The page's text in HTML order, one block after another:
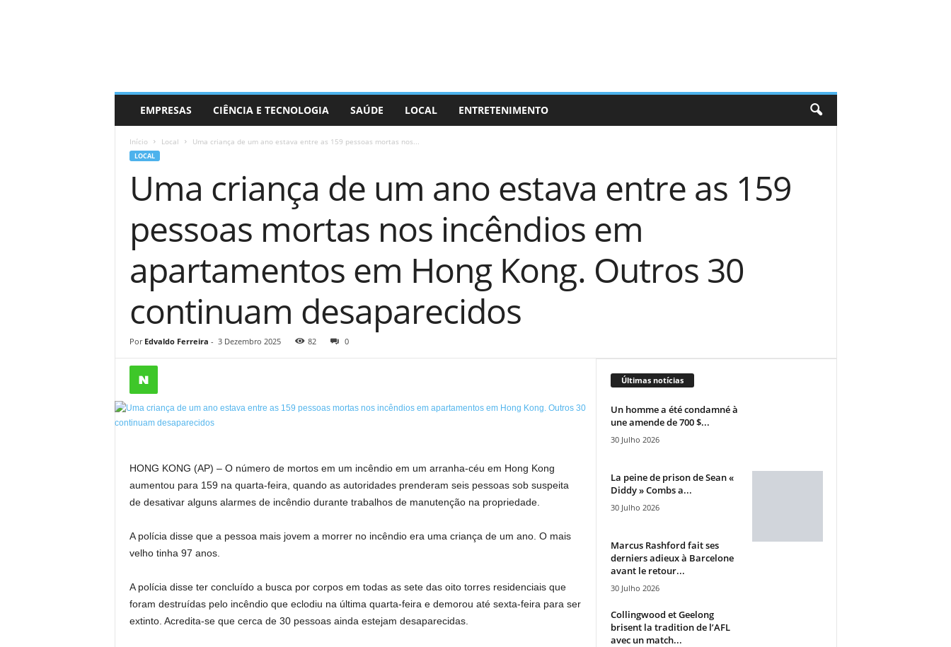
EMPRESAS CIÊNCIA E TECNOLOGIA SAÚDE LOCAL ENTRETENIMENTO
Início Local Uma criança de um ano estava entre as 159 pessoas mortas nos...
LOCAL
Uma criança de um ano estava entre as 159
pessoas mortas nos incêndios em
apartamentos em Hong Kong. Outros 30
continuam desaparecidos
Por Edvaldo Ferreira - 3 Dezembro 2025 82 0
HONG KONG (AP) – O número de mortos em um incêndio em um arranha-céu em Hong Kong
aumentou para 159 na quarta-feira, quando as autoridades prenderam seis pessoas sob suspeita
de desativar alguns alarmes de incêndio durante trabalhos de manutenção na propriedade.
A polícia disse que a pessoa mais jovem a morrer no incêndio era uma criança de um ano. O mais
velho tinha 97 anos.
A polícia disse ter concluído a busca por corpos em todas as sete das oito torres residenciais que
foram destruídas pelo incêndio que eclodiu na última quarta-feira e demorou até sexta-feira para ser
extinto. Acredita-se que cerca de 30 pessoas ainda estejam desaparecidas.
Últimas notícias
Un homme a été condamné à
une amende de 700 $...
30 Julho 2026
La peine de prison de Sean «
Diddy » Combs a...
30 Julho 2026
Marcus Rashford fait ses
derniers adieux à Barcelone
avant le retour...
30 Julho 2026
Collingwood et Geelong
brisent la tradition de l’AFL
avec un match...